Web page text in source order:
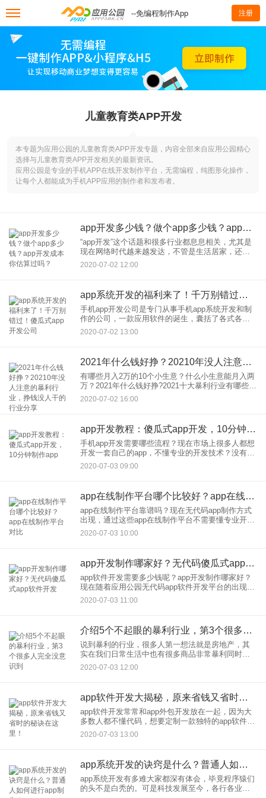
--免编程制作App 注册
儿童教育类APP开发
本专题为应用公园的儿童教育类APP开发专题，内容全部来自应用公园精心
选择与儿童教育类APP开发相关的最新资讯。
应用公园是专业的手机APP在线开发制作平台，无需编程，纯图形化操作，
让每个人都能成为手机APP应用的制作者和发布者。
app开发多少钱？做个app多少钱？app开发成本你估算过吗？
“app开发”这个话题和很多行业都息息相关，尤其是
现在网络时代越来越发达，不管是生活居家，还是
出行办公，都离不开手机app的服务。那做个app多
少钱呢？不知道有没有朋友估算过研发+制作一款应
2020-07-02 12:00
app系统开发的福利来了！千万别错过！傻瓜式app开发公司
手机app开发公司是专门从事手机app系统开发和制
作的公司，一款应用软件的诞生，囊括了各式各样
复杂的程序，所以有了专门制作软件的公司，来为
不懂代码的普通人提供app需求。但是这样一来缺点
2020-07-02 13:00
2021年什么钱好挣？20210年没人注意的暴利行业，挣钱没人干的行业分享
有哪些月入2万的10个小生意？什么小生意能月入两
万？2021年什么钱好挣?2021十大暴利行业有哪些？
挣钱没人干的行业有不少，这里就为大家盘点一下
2021年没人注意的暴利行业，让你低成本月入上
2020-07-02 16:00
app开发教程：傻瓜式app开发，10分钟制作app
手机app开发需要哪些流程？现在市场上很多人都想
开发一套自己的app，不懂专业的开发技术？没有开
发经验？没关系，现在随着无代码软件开发平台的
出现，普通人自己也能开发制作app软件了。这里就
2020-07-03 09:00
app在线制作平台哪个比较好？app在线制作平台对比
app在线制作平台靠谱吗？现在无代码app制作方式
出现，通过这些app在线制作平台不需要懂专业开发
技术，用户自己也能制作出原生app软件了。app在
线制作平台哪个比较好？市场上各大app制作平台对
2020-07-03 10:00
app开发制作哪家好？无代码傻瓜式app软件开发
app软件开发需要多少钱呢？app开发制作哪家好？
现在随着应用公园无代码app软件开发平台的出现，
app开发费用大幅度降低，无代码开发平台与传统开
发模式相比，无论在成本费用开发效率方面都存在
2020-07-03 11:00
介绍5个不起眼的暴利行业，第3个很多人完全没意识到
说到暴利的行业，很多人第一想法就是房地产，其
实在我们日常生活中也有很多商品非常暴利同时低
投入、低风险、挣钱没人干的行业，当下好赚钱的
行业有哪些？这里就为大家盘点一下六大不起眼的
2020-07-03 12:00
app软件开发大揭秘，原来省钱又省时的秘诀在这里！
app软件开发常常和app外包开发放在一起，因为大
多数人都不懂代码，想要定制一款独特的app软件，
只能采取外包的形式，但是这种方式不仅耗时，而
且非常费钱，花费这个时间和精力去做一款生活服
2020-07-03 13:00
app系统开发的诀窍是什么？普通人如何进行app制作？
app系统开发有多难大家都深有体会，毕竟程序猿们
的头不是白秃的。可是科技发展至今，各行各业都